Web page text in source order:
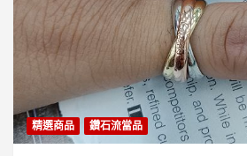
精選商品 鑽石流當品